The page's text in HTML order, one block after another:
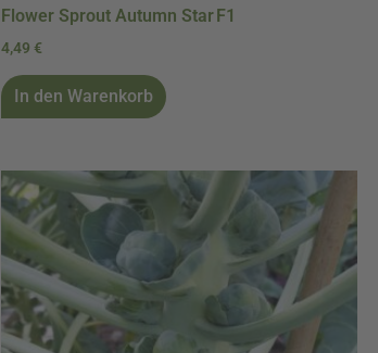
Flower Sprout Autumn Star F1
4,49 €
In den Warenkorb